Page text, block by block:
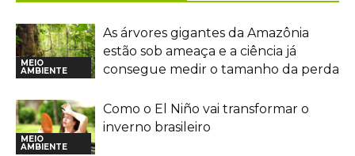
MEIO
AMBIENTE
As árvores gigantes da Amazônia
estão sob ameaça e a ciência já
consegue medir o tamanho da perda
MEIO
AMBIENTE
Como o El Niño vai transformar o
inverno brasileiro